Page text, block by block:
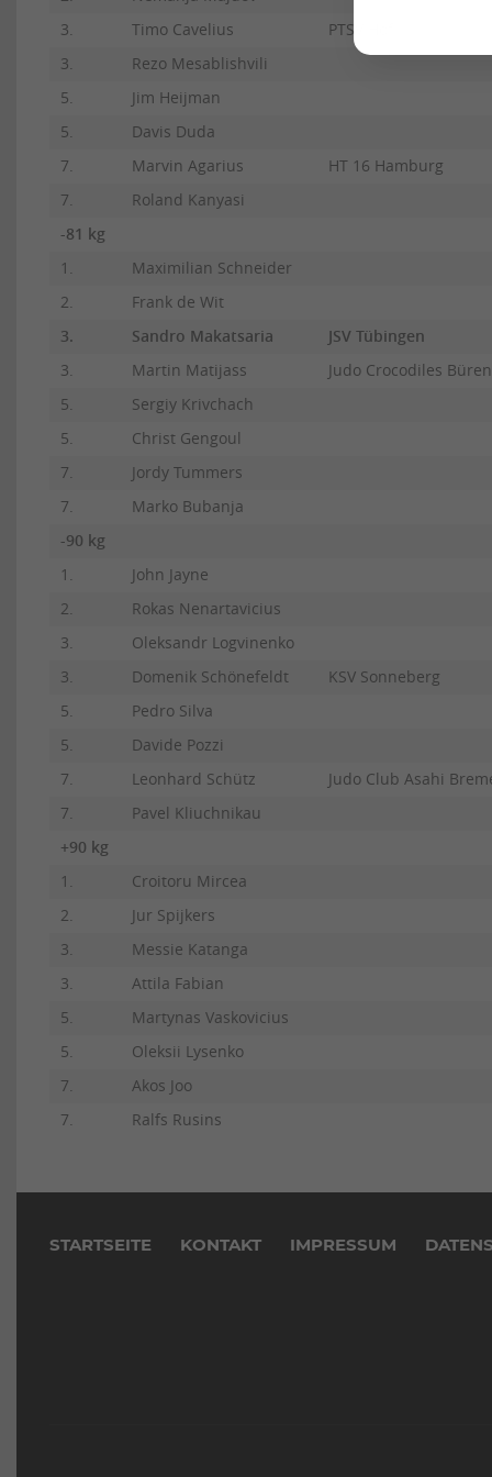
3.
Timo Cavelius PTSV Hof
3.
Rezo Mesablishvili
5.
Jim Heijman
5.
Davis Duda
7.
Marvin Agarius HT 16 Hamburg
7.
Roland Kanyasi
-81 kg
1.
Maximilian Schneider
2.
Frank de Wit
3.
Sandro Makatsaria JSV Tübingen
3.
Martin Matijass Judo Crocodiles Büren
5.
Sergiy Krivchach
5.
Christ Gengoul
7.
Jordy Tummers
7.
Marko Bubanja
-90 kg
1.
John Jayne
2.
Rokas Nenartavicius
3.
Oleksandr Logvinenko
3.
Domenik Schönefeldt KSV Sonneberg
5.
Pedro Silva
5.
Davide Pozzi
7.
Leonhard Schütz Judo Club Asahi
7.
Pavel Kliuchnikau
+90 kg
1.
Croitoru Mircea
2.
Jur Spijkers
3.
Messie Katanga
3.
Attila Fabian
5.
Martynas Vaskovicius
5.
Oleksii Lysenko
7.
Akos Joo
7.
Ralfs Rusins
STARTSEITE KONTAKT IMPRESSUM